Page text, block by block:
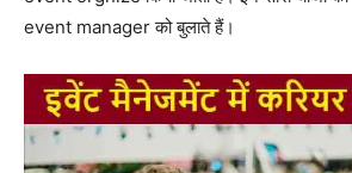
event manager को बुलाते हैं।